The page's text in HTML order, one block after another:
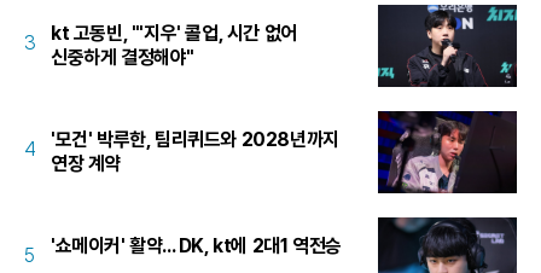
3
kt 고동빈, "'지우' 콜업, 시간 없어
신중하게 결정해야"
4
'모건' 박루한, 팀리퀴드와 2028년까지
연장 계약
5 '쇼메이커' 활약... DK, kt에 2대1 역전승